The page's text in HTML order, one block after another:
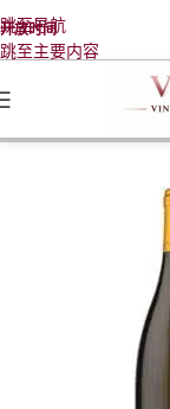
跳至导航
跳至主要内容
开放时间